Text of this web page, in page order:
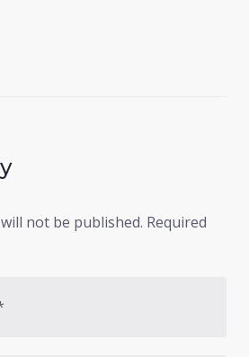
not be published. Required